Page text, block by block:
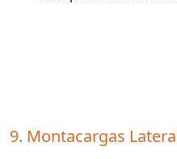
9. Montacargas